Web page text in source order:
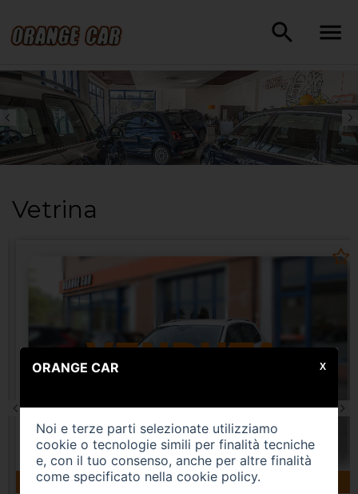
Vetrina
160183 km gasolio 04/2019
ORANGE CAR
Noi e terze parti selezionate utilizziamo
cookie o tecnologie simili per finalità tecniche
e, con il tuo consenso, anche per altre finalità
come specificato nella cookie policy.
X